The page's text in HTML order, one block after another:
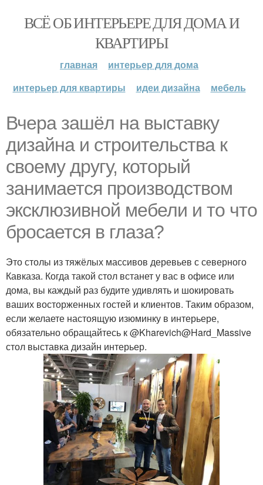
ВСЁ ОБ ИНТЕРЬЕРЕ ДЛЯ ДОМА И
КВАРТИРЫ
главная
интерьер для дома
интерьер для квартиры
идеи дизайна мебель
Вчера зашёл на выставку
дизайна и строительства к
своему другу, который
занимается производством
эксклюзивной мебели и то что
бросается в глаза?
Это столы из тяжёлых массивов деревьев с северного
Кавказа. Когда такой стол встанет у вас в офисе или
дома, вы каждый раз будите удивлять и шокировать
ваших восторженных гостей и клиентов. Таким образом,
если желаете настоящую изюминку в интерьере,
обязательно обращайтесь к @Kharevich@Hard_Massive
стол выставка дизайн интерьер.